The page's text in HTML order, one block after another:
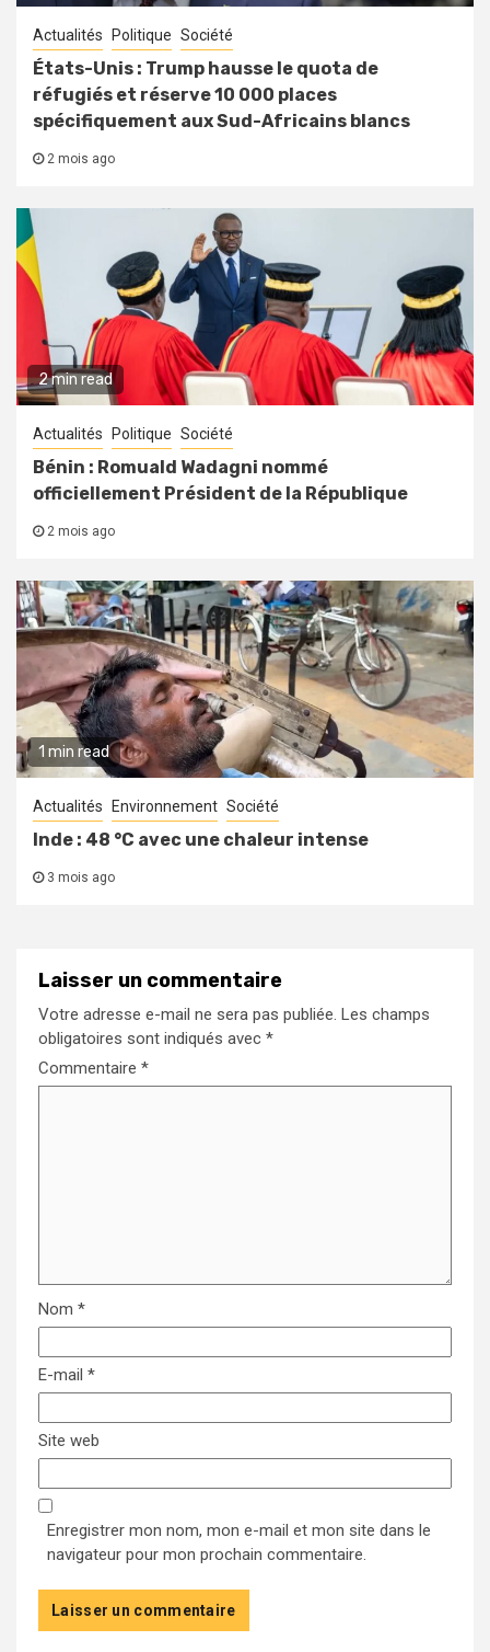
Actualités Politique Société
États-Unis : Trump hausse le quota de
réfugiés et réserve 10 000 places
spécifiquement aux Sud-Africains blancs
2 mois ago
2 min read
Actualités Politique Société
Bénin : Romuald Wadagni nommé
officiellement Président de la République
2 mois ago
1 min read
Actualités Environnement Société
Inde : 48 °C avec une chaleur intense
3 mois ago
Laisser un commentaire
Votre adresse e-mail ne sera pas publiée. Les champs
obligatoires sont indiqués avec *
Commentaire *
Nom *
E-mail *
Site web
Enregistrer mon nom, mon e-mail et mon site dans le
navigateur pour mon prochain commentaire.